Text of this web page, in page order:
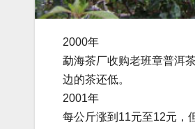
2000年
勐海茶厂收购老班章普洱
边的茶还低。
2001年
每公斤涨到11元至12元，